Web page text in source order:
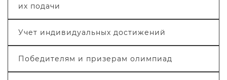
их подачи
Учет индивидуальных достижений
Победителям и призерам олимпиад